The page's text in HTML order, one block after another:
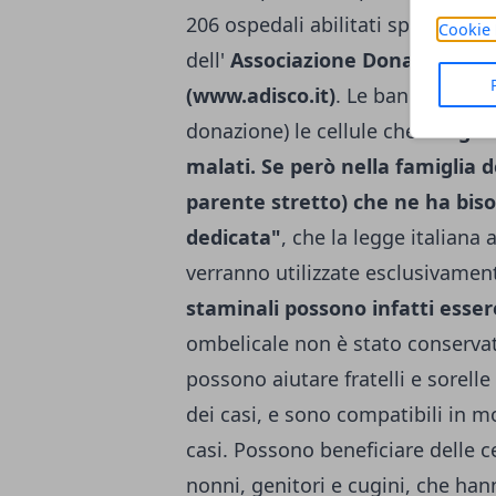
Cookie
206 ospedali abilitati sparsi su
dell' Associazione Donatrici
(www.adisco.it). Le banche
donazione) le cellule che
malati. Se però nella famiglia
parente stretto) che ne ha
dedicata", che la legge italiana
verranno utilizzate
staminali possono infatti
ombelicale non è stato
possono aiutare fratelli e
dei casi, e sono compatibili in
casi. Possono beneficiare delle
nonni, genitori e cugini, che